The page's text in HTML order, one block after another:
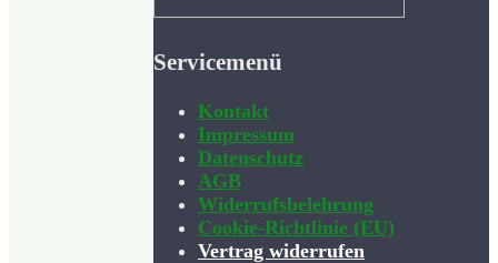
Servicemenü
Kontakt
Impressum
Datenschutz
AGB
Widerrufsbelehrung
Cookie-Richtlinie (EU)
Vertrag widerrufen